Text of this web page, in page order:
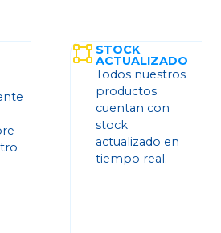
STOCK
ACTUALIZADO
Todos nuestros
productos
cuentan con
stock
actualizado en
tiempo real.